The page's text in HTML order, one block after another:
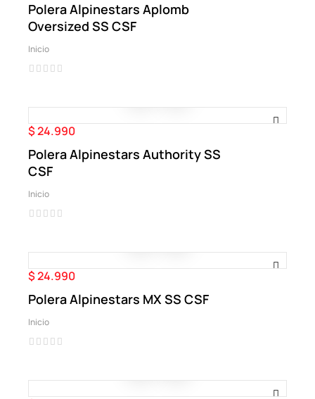
Polera Alpinestars Aplomb
Oversized SS CSF
Inicio
Precio
$ 24.990
Polera Alpinestars Authority SS
CSF
Inicio
Precio
$ 24.990
Polera Alpinestars MX SS CSF
Inicio